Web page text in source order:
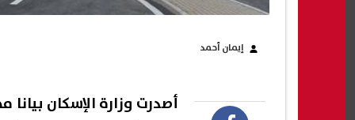
إيمان أحمد
أصدرت وزارة الإسكان